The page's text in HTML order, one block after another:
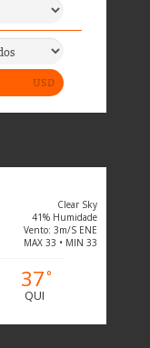
Clear Sky
41% Humidade
Vento: 3m/s ENE
MAX 33 • MIN 33
37°
QUI